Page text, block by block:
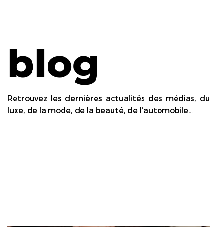
blog
Retrouvez les dernières actualités des médias, du
luxe, de la mode, de la beauté, de l’automobile…